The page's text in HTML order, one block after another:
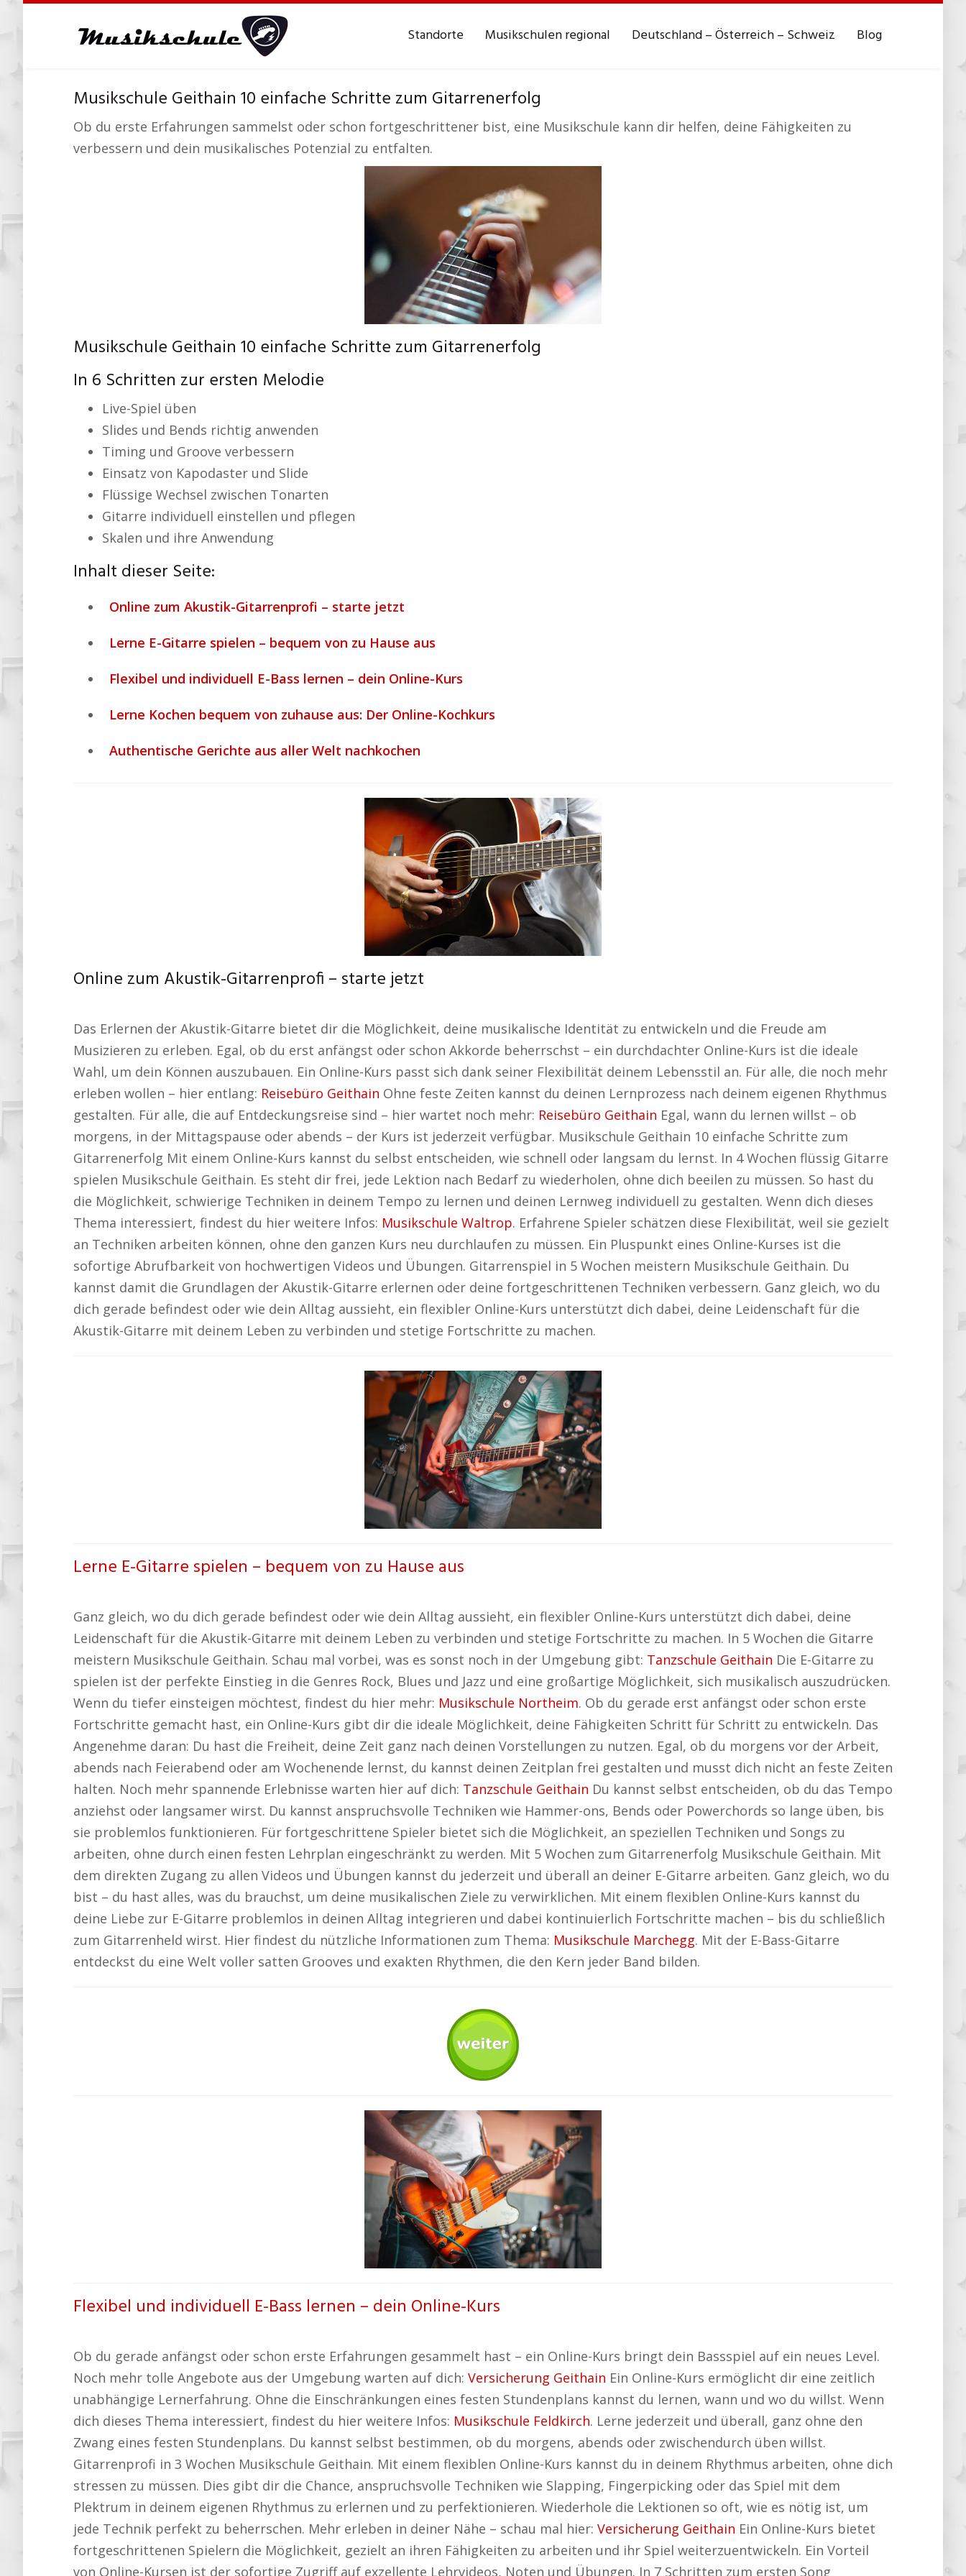
content
Standorte Musikschulen regional Deutschland – Österreich – Schweiz Blog
Musikschule Geithain 10 einfache Schritte zum Gitarrenerfolg
Ob du erste Erfahrungen sammelst oder schon fortgeschrittener bist, eine Musikschule kann dir helfen, deine Fähigkeiten zu
verbessern und dein musikalisches Potenzial zu entfalten.
Musikschule Geithain 10 einfache Schritte zum Gitarrenerfolg
In 6 Schritten zur ersten Melodie
Live-Spiel üben
Slides und Bends richtig anwenden
Timing und Groove verbessern
Einsatz von Kapodaster und Slide
Flüssige Wechsel zwischen Tonarten
Gitarre individuell einstellen und pflegen
Skalen und ihre Anwendung
Inhalt dieser Seite:
Online zum Akustik-Gitarrenprofi – starte jetzt
Lerne E-Gitarre spielen – bequem von zu Hause aus
Flexibel und individuell E-Bass lernen – dein Online-Kurs
Lerne Kochen bequem von zuhause aus: Der Online-Kochkurs
Authentische Gerichte aus aller Welt nachkochen
Online zum Akustik-Gitarrenprofi – starte jetzt
Das Erlernen der Akustik-Gitarre bietet dir die Möglichkeit, deine musikalische Identität zu entwickeln und die Freude am
Musizieren zu erleben. Egal, ob du erst anfängst oder schon Akkorde beherrschst – ein durchdachter Online-Kurs ist die ideale
Wahl, um dein Können auszubauen. Ein Online-Kurs passt sich dank seiner Flexibilität deinem Lebensstil an. Für alle, die noch mehr
erleben wollen – hier entlang: Reisebüro Geithain Ohne feste Zeiten kannst du deinen Lernprozess nach deinem eigenen Rhythmus
gestalten. Für alle, die auf Entdeckungsreise sind – hier wartet noch mehr: Reisebüro Geithain Egal, wann du lernen willst – ob
morgens, in der Mittagspause oder abends – der Kurs ist jederzeit verfügbar. Musikschule Geithain 10 einfache Schritte zum
Gitarrenerfolg Mit einem Online-Kurs kannst du selbst entscheiden, wie schnell oder langsam du lernst. In 4 Wochen flüssig Gitarre
spielen Musikschule Geithain. Es steht dir frei, jede Lektion nach Bedarf zu wiederholen, ohne dich beeilen zu müssen. So hast du
die Möglichkeit, schwierige Techniken in deinem Tempo zu lernen und deinen Lernweg individuell zu gestalten. Wenn dich dieses
Thema interessiert, findest du hier weitere Infos: Musikschule Waltrop. Erfahrene Spieler schätzen diese Flexibilität, weil sie gezielt
an Techniken arbeiten können, ohne den ganzen Kurs neu durchlaufen zu müssen. Ein Pluspunkt eines Online-Kurses ist die
sofortige Abrufbarkeit von hochwertigen Videos und Übungen. Gitarrenspiel in 5 Wochen meistern Musikschule Geithain. Du
kannst damit die Grundlagen der Akustik-Gitarre erlernen oder deine fortgeschrittenen Techniken verbessern. Ganz gleich, wo du
dich gerade befindest oder wie dein Alltag aussieht, ein flexibler Online-Kurs unterstützt dich dabei, deine Leidenschaft für die
Akustik-Gitarre mit deinem Leben zu verbinden und stetige Fortschritte zu machen.
Lerne E-Gitarre spielen – bequem von zu Hause aus
Ganz gleich, wo du dich gerade befindest oder wie dein Alltag aussieht, ein flexibler Online-Kurs unterstützt dich dabei, deine
Leidenschaft für die Akustik-Gitarre mit deinem Leben zu verbinden und stetige Fortschritte zu machen. In 5 Wochen die Gitarre
meistern Musikschule Geithain. Schau mal vorbei, was es sonst noch in der Umgebung gibt: Tanzschule Geithain Die E-Gitarre zu
spielen ist der perfekte Einstieg in die Genres Rock, Blues und Jazz und eine großartige Möglichkeit, sich musikalisch auszudrücken.
Wenn du tiefer einsteigen möchtest, findest du hier mehr: Musikschule Northeim. Ob du gerade erst anfängst oder schon erste
Fortschritte gemacht hast, ein Online-Kurs gibt dir die ideale Möglichkeit, deine Fähigkeiten Schritt für Schritt zu entwickeln. Das
Angenehme daran: Du hast die Freiheit, deine Zeit ganz nach deinen Vorstellungen zu nutzen. Egal, ob du morgens vor der Arbeit,
abends nach Feierabend oder am Wochenende lernst, du kannst deinen Zeitplan frei gestalten und musst dich nicht an feste Zeiten
halten. Noch mehr spannende Erlebnisse warten hier auf dich: Tanzschule Geithain Du kannst selbst entscheiden, ob du das Tempo
anziehst oder langsamer wirst. Du kannst anspruchsvolle Techniken wie Hammer-ons, Bends oder Powerchords so lange üben, bis
sie problemlos funktionieren. Für fortgeschrittene Spieler bietet sich die Möglichkeit, an speziellen Techniken und Songs zu
arbeiten, ohne durch einen festen Lehrplan eingeschränkt zu werden. Mit 5 Wochen zum Gitarrenerfolg Musikschule Geithain. Mit
dem direkten Zugang zu allen Videos und Übungen kannst du jederzeit und überall an deiner E-Gitarre arbeiten. Ganz gleich, wo du
bist – du hast alles, was du brauchst, um deine musikalischen Ziele zu verwirklichen. Mit einem flexiblen Online-Kurs kannst du
deine Liebe zur E-Gitarre problemlos in deinen Alltag integrieren und dabei kontinuierlich Fortschritte machen – bis du schließlich
zum Gitarrenheld wirst. Hier findest du nützliche Informationen zum Thema: Musikschule Marchegg. Mit der E-Bass-Gitarre
entdeckst du eine Welt voller satten Grooves und exakten Rhythmen, die den Kern jeder Band bilden.
Flexibel und individuell E-Bass lernen – dein Online-Kurs
Ob du gerade anfängst oder schon erste Erfahrungen gesammelt hast – ein Online-Kurs bringt dein Bassspiel auf ein neues Level.
Noch mehr tolle Angebote aus der Umgebung warten auf dich: Versicherung Geithain Ein Online-Kurs ermöglicht dir eine zeitlich
unabhängige Lernerfahrung. Ohne die Einschränkungen eines festen Stundenplans kannst du lernen, wann und wo du willst. Wenn
dich dieses Thema interessiert, findest du hier weitere Infos: Musikschule Feldkirch. Lerne jederzeit und überall, ganz ohne den
Zwang eines festen Stundenplans. Du kannst selbst bestimmen, ob du morgens, abends oder zwischendurch üben willst.
Gitarrenprofi in 3 Wochen Musikschule Geithain. Mit einem flexiblen Online-Kurs kannst du in deinem Rhythmus arbeiten, ohne dich
stressen zu müssen. Dies gibt dir die Chance, anspruchsvolle Techniken wie Slapping, Fingerpicking oder das Spiel mit dem
Plektrum in deinem eigenen Rhythmus zu erlernen und zu perfektionieren. Wiederhole die Lektionen so oft, wie es nötig ist, um
jede Technik perfekt zu beherrschen. Mehr erleben in deiner Nähe – schau mal hier: Versicherung Geithain Ein Online-Kurs bietet
fortgeschrittenen Spielern die Möglichkeit, gezielt an ihren Fähigkeiten zu arbeiten und ihr Spiel weiterzuentwickeln. Ein Vorteil
von Online-Kursen ist der sofortige Zugriff auf exzellente Lehrvideos, Noten und Übungen. In 7 Schritten zum ersten Song